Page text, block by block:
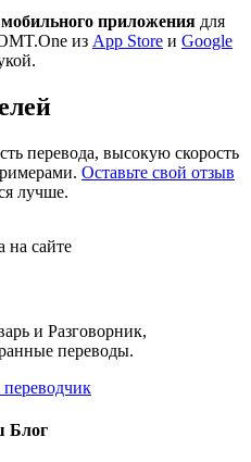
мобильного приложения для
из App Store и Google
перевода, высокую скорость
Оставьте свой отзыв
лучше.
на сайте
и Разговорник,
переводы.
Блог